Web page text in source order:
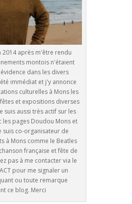
2014 après m'être rendu
montois n'étaient
dans les divers
immédiat et j'y annonce
culturelles à Mons les
et expositions diverses
suis aussi très actif sur les
les pages Doudou Mons et
suis co-organisateur de
à Mons comme le Beatles
française et fête de
pas à me contacter via le
pour me signaler un
ou toute remarque
ce blog. Merci